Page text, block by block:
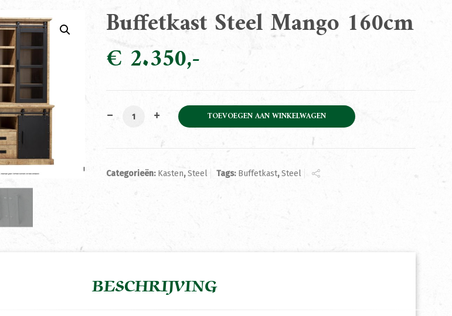
Buffetkast Steel Mango 160cm
€ 2.350
Buffetkast Steel Mango 160cm aantal
TOEVOEGEN AAN WINKELWAGEN
Categorieën: Kasten,Steel Tags: Buffetkast,Steel
BESCHRIJVING